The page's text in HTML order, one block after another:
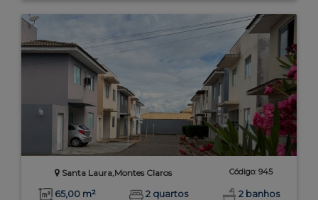
Santa Laura,Montes Claros Código: 945
65,00 m² 2 quartos
2 banhos